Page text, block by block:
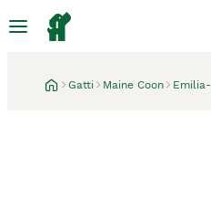
Gatti Maine Coon